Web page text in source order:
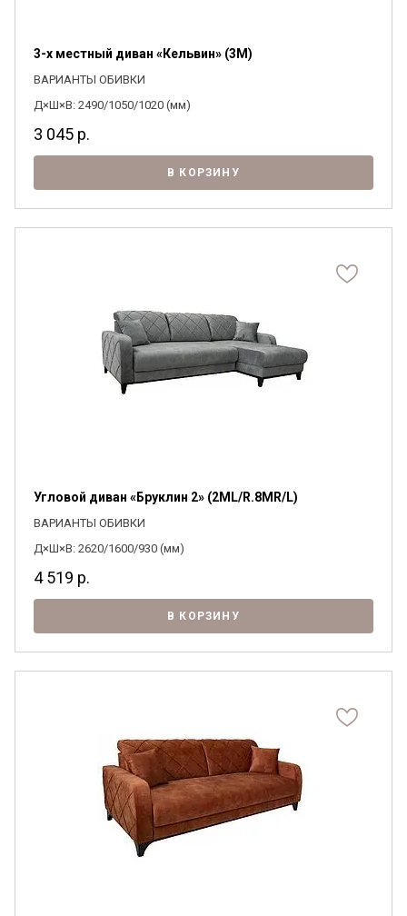
3-х местный диван «Кельвин» (3M)
ВАРИАНТЫ ОБИВКИ
Д×Ш×В: 2490/1050/1020 (мм)
3 045 р.
В КОРЗИНУ
Угловой диван «Бруклин 2» (2ML/R.8MR/L)
ВАРИАНТЫ ОБИВКИ
Д×Ш×В: 2620/1600/930 (мм)
4 519 р.
В КОРЗИНУ